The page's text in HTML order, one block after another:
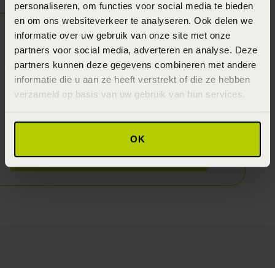
personaliseren, om functies voor social media te bieden
en om ons websiteverkeer te analyseren. Ook delen we
informatie over uw gebruik van onze site met onze
partners voor social media, adverteren en analyse. Deze
partners kunnen deze gegevens combineren met andere
informatie die u aan ze heeft verstrekt of die ze hebben
verzameld op basis van uw gebruik van hun services.
OK
Ontdek jouw
Slaapgedrag!
In combinatie met de Slaapgedrag thuismeting
van Beddenspecialist Beddenspecialist Nota
zorgt een voor de optimale slaapconditie.
Vraag Slaapgedrag Thuismeting aan